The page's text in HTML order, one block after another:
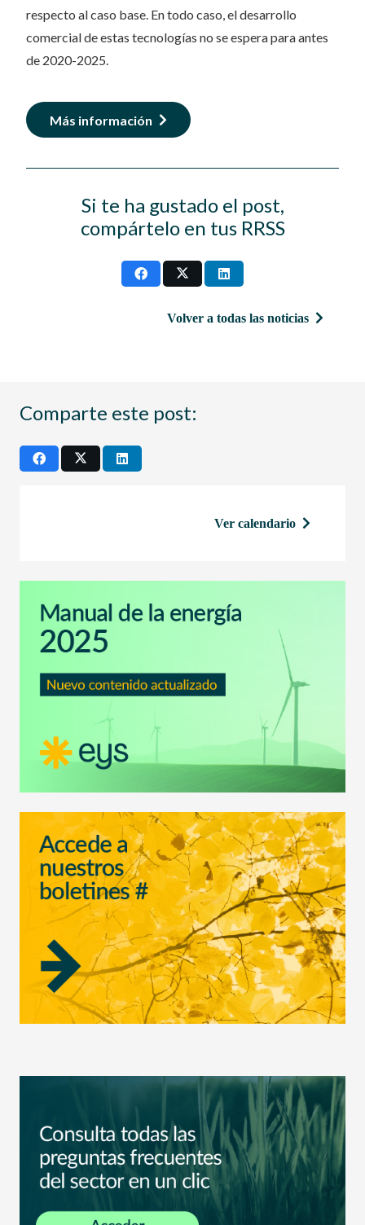
respecto al caso base. En todo caso, el desarrollo
comercial de estas tecnologías no se espera para antes
de 2020-2025.
Más información
Si te ha gustado el post,
compártelo en tus RRSS
Volver a todas las noticias
Comparte este post:
Ver calendario